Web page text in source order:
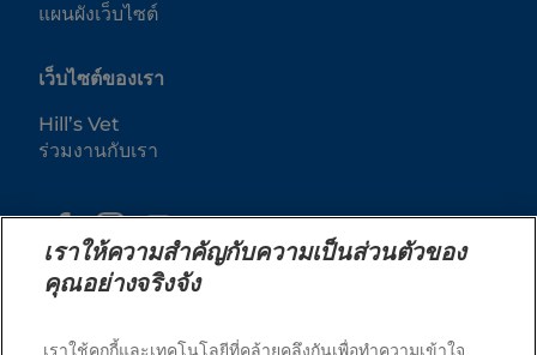
แผนผังเว็บไซต์
เว็บไซต์ของเรา
Hill’s Vet
ร่วมงานกับเรา
เราให้ความสำคัญกับความเป็นส่วนตัวของ
คุณอย่างจริงจัง
เราใช้คุกกี้และเทคโนโลยีที่คล้ายคลึงกันเพื่อทำความเข้าใจ